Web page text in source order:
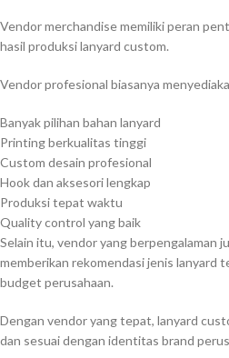
Vendor merchandise memiliki peran
hasil produksi lanyard custom.
Vendor profesional biasanya
Banyak pilihan bahan lanyard
Printing berkualitas tinggi
Custom desain profesional
Hook dan aksesori lengkap
Produksi tepat waktu
Quality control yang baik
Selain itu, vendor yang berpengalaman
memberikan rekomendasi jenis lanyard
budget perusahaan.
Dengan vendor yang tepat, lanyard
dan sesuai dengan identitas brand